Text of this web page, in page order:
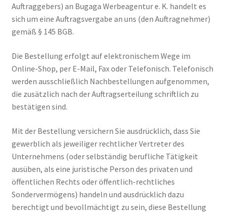
Auftraggebers) an Bugaga Werbeagentur e. K. handelt es
sich um eine Auftragsvergabe an uns (den Auftragnehmer)
gemäß § 145 BGB.
Die Bestellung erfolgt auf elektronischem Wege im
Online-Shop, per E-Mail, Fax oder Telefonisch. Telefonisch
werden ausschließlich Nachbestellungen aufgenommen,
die zusätzlich nach der Auftragserteilung schriftlich zu
bestätigen sind.
Mit der Bestellung versichern Sie ausdrücklich, dass Sie
gewerblich als jeweiliger rechtlicher Vertreter des
Unternehmens (oder selbständig berufliche Tätigkeit
ausüben, als eine juristische Person des privaten und
öffentlichen Rechts oder öffentlich-rechtliches
Sondervermögens) handeln und ausdrücklich dazu
berechtigt und bevollmächtigt zu sein, diese Bestellung